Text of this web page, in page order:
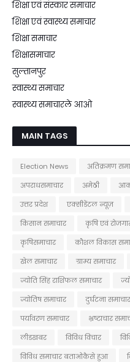
शिक्षा एवं संस्कार समाचार
शिक्षा एवं स्वास्थ्य समाचार
शिक्षा समाचार
शिक्षासमाचार
सुल्तानपुर
स्वास्थ्य समाचार
स्वास्थ्य समाचारले आओ
MAIN TAGS
Election News अतिक्रमण
अपराधसमाचार
अमेठी
उत्तर प्रदेश
एक्सीडेंटल न्यूज़
किसान समाचार
कृषि एवं
कृषिसमाचार
कौशल विकास
खेल समाचार
ग्राम्य समाचार
ज्योति सिंह राशिफल समाचार
ज्योतिष समाचार
दुर्घटना समाचार
पर्यावरण समाचार
भ्रष्टाचार
लीडखबर
विविध विचार
विविध समाचार बताओकैसे हुआ